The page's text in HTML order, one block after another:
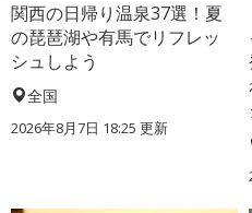
関西の日帰り温泉37選！夏
の琵琶湖や有馬でリフレッ
シュしよう
全国
2026年8月7日 18:25 更新